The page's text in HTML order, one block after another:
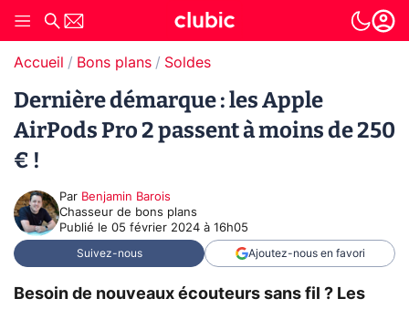
Accueil Bons plans Soldes
Dernière démarque : les Apple
AirPods Pro 2 passent à moins de 250
€ !
Par Benjamin Barois
Chasseur de bons plans
Publié le 05 février 2024 à 16h05
Suivez-nous Ajoutez-nous en favori
Besoin de nouveaux écouteurs sans fil ? Les